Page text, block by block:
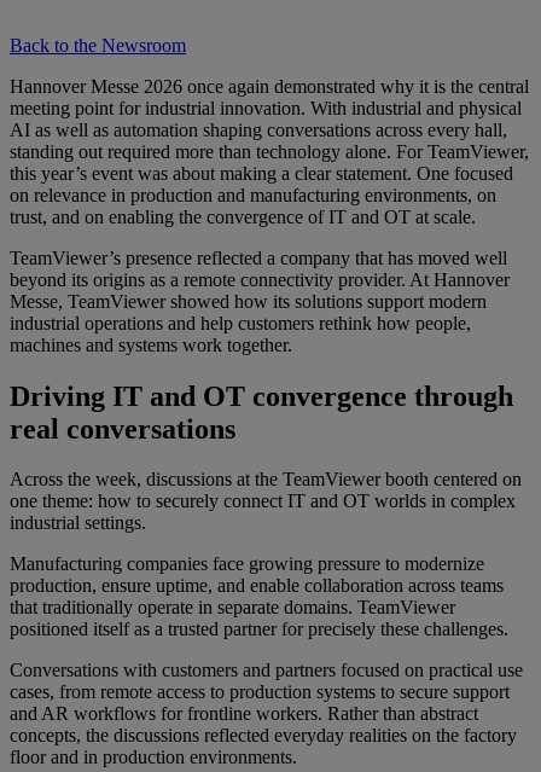
Back to the Newsroom
Hannover Messe 2026 once again demonstrated why it is the central
meeting point for industrial innovation. With industrial and physical
AI as well as automation shaping conversations across every hall,
standing out required more than technology alone. For TeamViewer,
this year’s event was about making a clear statement. One focused
on relevance in production and manufacturing environments, on
trust, and on enabling the convergence of IT and OT at scale.
TeamViewer’s presence reflected a company that has moved well
beyond its origins as a remote connectivity provider. At Hannover
Messe, TeamViewer showed how its solutions support modern
industrial operations and help customers rethink how people,
machines and systems work together.
Driving IT and OT convergence through
real conversations
Across the week, discussions at the TeamViewer booth centered on
one theme: how to securely connect IT and OT worlds in complex
industrial settings.
Manufacturing companies face growing pressure to modernize
production, ensure uptime, and enable collaboration across teams
that traditionally operate in separate domains. TeamViewer
positioned itself as a trusted partner for precisely these challenges.
Conversations with customers and partners focused on practical use
cases, from remote access to production systems to secure support
and AR workflows for frontline workers. Rather than abstract
concepts, the discussions reflected everyday realities on the factory
floor and in production environments.